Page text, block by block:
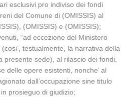
esclusivi pro indiviso dei fondi
del Comune di (OMISSIS) al
(OMISSIS) e (OMISSIS);
“ad eccezione del Ministero
(cosi’, testualmente, la narrativa della
presente sede), al rilascio dei fondi,
delle opere esistenti, nonche’ al
dall’occupazione sine titulo
prosieguo di giudizio;